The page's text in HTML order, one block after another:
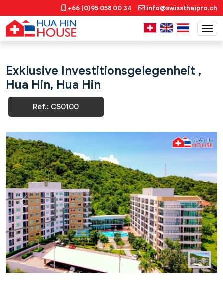
+66 (0)95 058 00 34 info@swissthaipro.ch
Exklusive Investitionsgelegenheit ,
Hua Hin, Hua Hin
Ref.: CS0100
Previous Next